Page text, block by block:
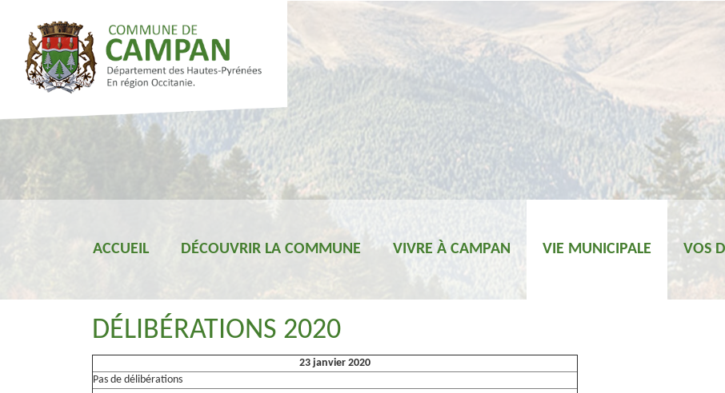
ACCUEIL DÉCOUVRIR LA COMMUNE VIVRE À CAMPAN VIE MUNICIPALE VOS
DÉLIBÉRATIONS 2020
23 janvier 2020
Pas de délibérations